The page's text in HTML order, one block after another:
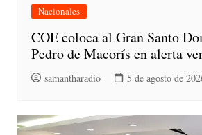
Nacionales
COE coloca al Gran Santo
Pedro de Macorís en alerta
samantharadio 5 de agosto de